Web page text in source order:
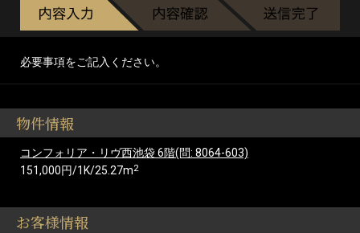
必要事項をご記入ください。
物件情報
コンフォリア・リヴ西池袋 6階(問: 8064-603)
151,000円/1K/25.27m2
お客様情報